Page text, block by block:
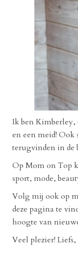
Ik ben Kimberley,
en een meid!
terugvinden in de
Op Mom on Top
sport, mode,
Volg mij ook op
deze pagina te
hoogte van
Veel plezier!